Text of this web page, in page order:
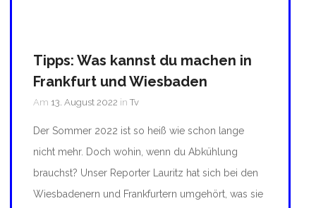
Tipps: Was kannst du machen in
Frankfurt und Wiesbaden
Am 13. August 2022 inTv
Der Sommer 2022 ist so heiß wie schon lange
nicht mehr. Doch wohin, wenn du Abkühlung
brauchst? Unser Reporter Lauritz hat sich bei den
Wiesbadenern und Frankfurtern umgehört, was sie